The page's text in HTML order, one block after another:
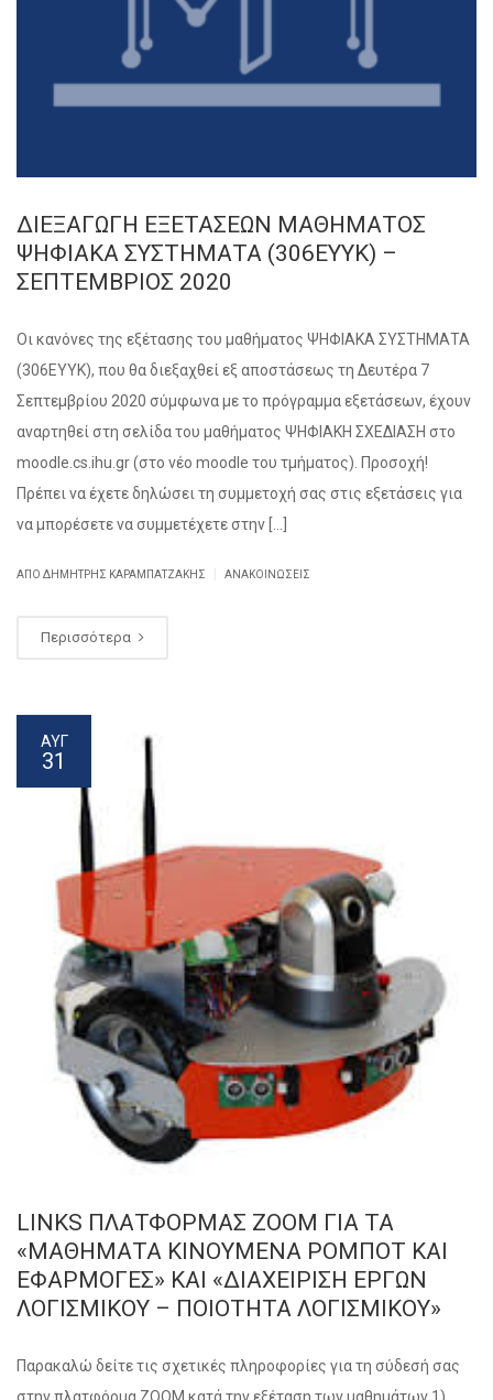
ΔΙΕΞΑΓΩΓΗ ΕΞΕΤΑΣΕΩΝ ΜΑΘΗΜΑΤΟΣ
ΨΗΦΙΑΚΑ ΣΥΣΤΗΜΑΤΑ (306ΕΥΥΚ) –
ΣΕΠΤΕΜΒΡΙΟΣ 2020
Οι κανόνες της εξέτασης του μαθήματος ΨΗΦΙΑΚΑ ΣΥΣΤΗΜΑΤΑ
(306ΕΥΥΚ), που θα διεξαχθεί εξ αποστάσεως τη Δευτέρα 7
Σεπτεμβρίου 2020 σύμφωνα με το πρόγραμμα εξετάσεων, έχουν
αναρτηθεί στη σελίδα του μαθήματος ΨΗΦΙΑΚΗ ΣΧΕΔΙΑΣΗ στο
moodle.cs.ihu.gr (στο νέο moodle του τμήματος). Προσοχή!
Πρέπει να έχετε δηλώσει τη συμμετοχή σας στις εξετάσεις για
να μπορέσετε να συμμετέχετε στην […]
ΑΠΌ ΔΗΜΉΤΡΗΣ ΚΑΡΑΜΠΑΤΖΆΚΗΣ ΑΝΑΚΟΙΝΏΣΕΙΣ
Περισσότερα
ΑΥΓ
31
LINKS ΠΛΑΤΦΟΡΜΑΣ ΖΟΟΜ ΓΙΑ ΤΑ
«ΜΑΘΗΜΑΤΑ ΚΙΝΟΥΜΕΝΑ ΡΟΜΠΟΤ ΚΑΙ
ΕΦΑΡΜΟΓΕΣ» ΚΑΙ «ΔΙΑΧΕΙΡΙΣΗ ΕΡΓΩΝ
ΛΟΓΙΣΜΙΚΟΥ – ΠΟΙΟΤΗΤΑ ΛΟΓΙΣΜΙΚΟΥ»
Παρακαλώ δείτε τις σχετικές πληροφορίες για τη σύδεσή σας